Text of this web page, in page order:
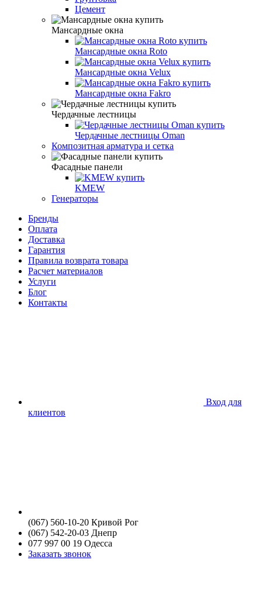
Цемент
Мансардные окна
Мансардные окна Roto
Мансардные окна Velux
Мансардные окна Fakro
Чердачные лестницы
Чердачные лестницы Oman
Композитная арматура и сетка
Фасадные панели
KMEW
Генераторы
Бренды
Оплата
Доставка
Гарантия
Правила возврата товара
Расчет материалов
Услуги
Блог
Контакты
Вход для
клиентов
(067) 560-10-20 Кривой Рог
(067) 542-20-03 Днепр
077 997 00 19 Одесса
Заказать звонок